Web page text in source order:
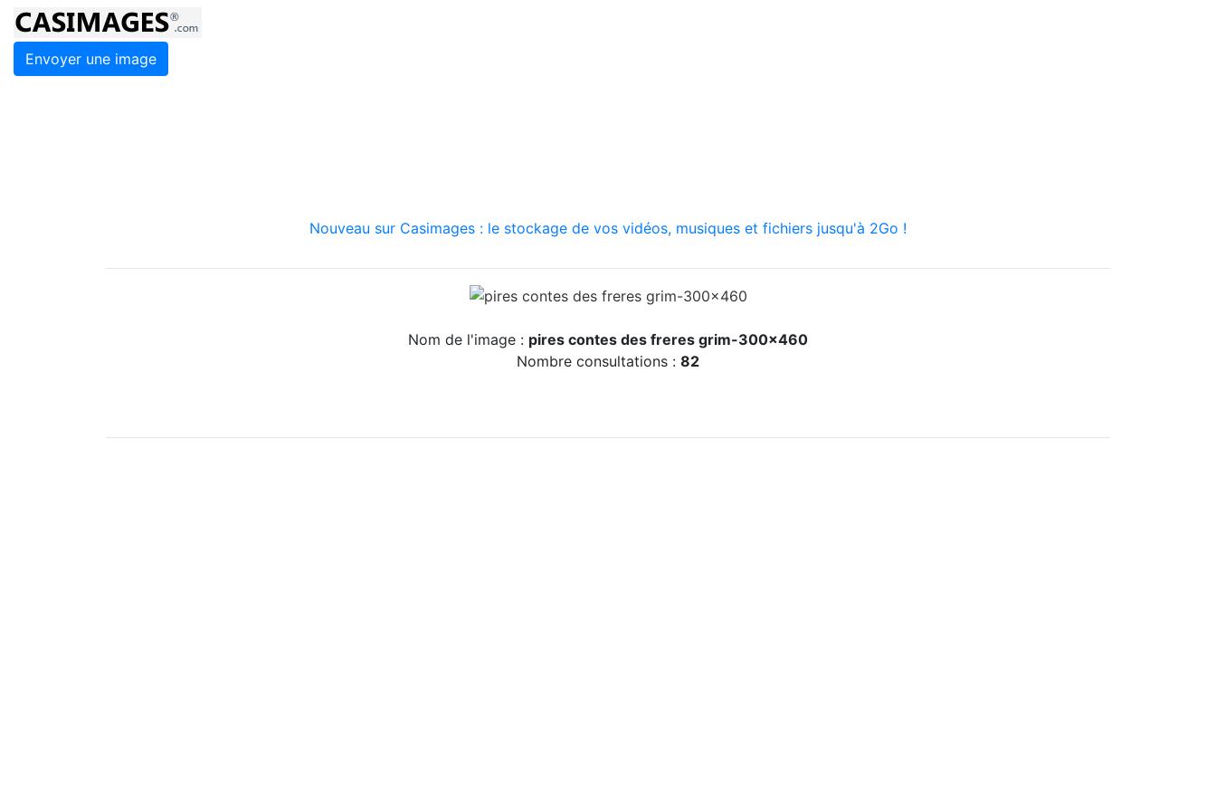
Envoyer une image
Nouveau sur Casimages : le stockage de vos vidéos, musiques et fichiers jusqu'à 2Go !
Nom de l'image : pires contes des freres grim-300x460
Nombre consultations : 82